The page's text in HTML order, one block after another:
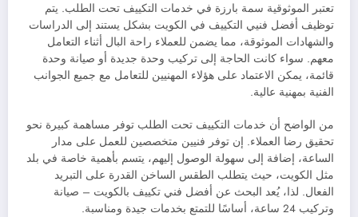
تعتبر الموثوقية سمة بارزة في خدمات التكييف تحت الطلب. يتم
توظيف أفضل فنيي التكييف في الكويت بشكل يستند إلى الدراسات
والشهادات الموثوقة، مما يضمن للعملاء راحة البال أثناء التعامل
معهم. سواء كانت الحاجة إلى تركيب وحدة جديدة أو صيانة وحدة
قائمة، يمكن الاعتماد على هؤلاء المهنيين للتعامل مع جميع الجوانب
الفنية بمهنية عالية.
من الواضح أن خدمات التكييف تحت الطلب توفر مساهمة كبيرة نحو
تحقيق رضا العملاء. إن توفر فنيين متخصصين للعمل على مدار
الساعة، إضافة إلى سهولة الوصول إليهم، يتسم بأهمية خاصة في بلد
مثل الكويت، حيث يتطلب الطقس الساخن القدرة على التبريد
الفعال. لذا، يُعد البحث عن أفضل فني تكييف بالكويت – صيانة
وتركيب 24 ساعة، أساسًا للتمتع بخدمات جيدة ومناسبة.